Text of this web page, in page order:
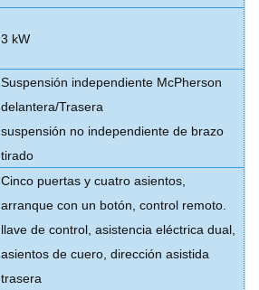
3 kW
Suspensión independiente McPherson
delantera/Trasera
suspensión no independiente de brazo
tirado
Cinco puertas y cuatro asientos,
arranque con un botón, control remoto.
llave de control, asistencia eléctrica dual,
asientos de cuero, dirección asistida
trasera